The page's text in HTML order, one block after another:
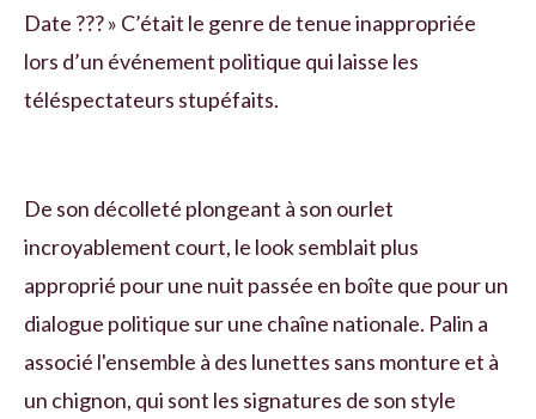
Date ??? » C’était le genre de tenue inappropriée
lors d’un événement politique qui laisse les
téléspectateurs stupéfaits.
De son décolleté plongeant à son ourlet
incroyablement court, le look semblait plus
approprié pour une nuit passée en boîte que pour un
dialogue politique sur une chaîne nationale. Palin a
associé l'ensemble à des lunettes sans monture et à
un chignon, qui sont les signatures de son style